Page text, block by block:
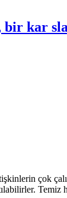
bir kar
çok